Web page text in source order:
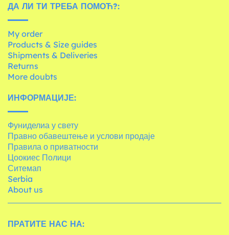
ДА ЛИ ТИ ТРЕБА ПОМОЋ?:
My order
Products & Size guides
Shipments & Deliveries
Returns
More doubts
ИНФОРМАЦИЈЕ:
Фуниделиа у свету
Правно обавештење и услови продаје
Правила о приватности
Цоокиес Полици
Ситемап
Serbia
About us
ПРАТИТЕ НАС НА: